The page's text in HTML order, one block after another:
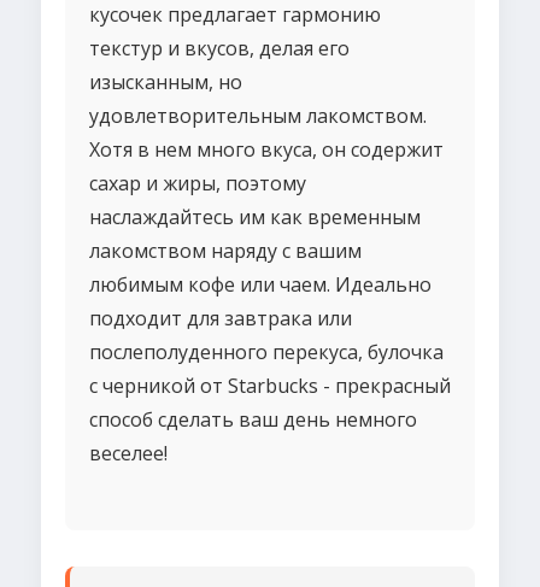
кусочек предлагает гармонию
текстур и вкусов, делая его
изысканным, но
удовлетворительным лакомством.
Хотя в нем много вкуса, он содержит
сахар и жиры, поэтому
наслаждайтесь им как временным
лакомством наряду с вашим
любимым кофе или чаем. Идеально
подходит для завтрака или
послеполуденного перекуса, булочка
с черникой от Starbucks - прекрасный
способ сделать ваш день немного
веселее!